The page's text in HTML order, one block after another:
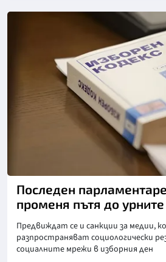
Последен
променя пътя до
Предвиждат се и санкции за медии,
разпространяват социологически
социалните мрежи в изборния ден